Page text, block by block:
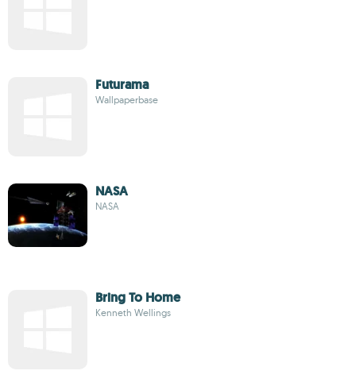
Futurama
Wallpaperbase
NASA
NASA
Bring To Home
Kenneth Wellings